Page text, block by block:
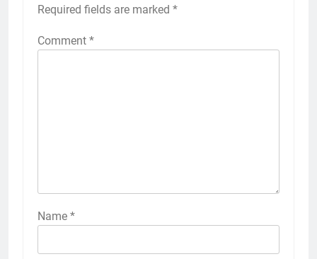
Required fields are marked *
Comment *
Name *